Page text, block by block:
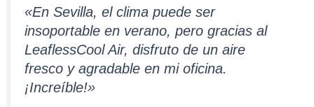
«En Sevilla, el clima puede ser
insoportable en verano, pero gracias al
LeaflessCool Air, disfruto de un aire
fresco y agradable en mi oficina.
¡Increíble!»